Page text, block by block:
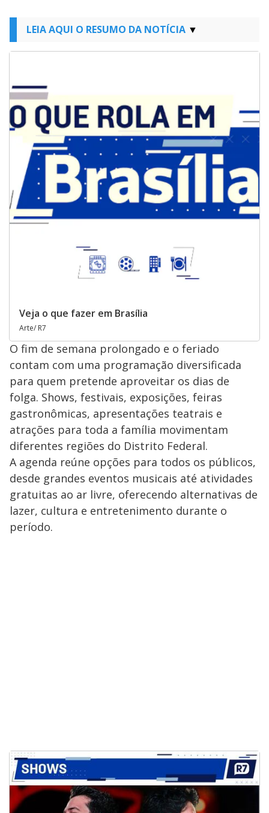
LEIA AQUI O RESUMO DA NOTÍCIA
Veja o que fazer em Brasília
Arte/ R7
O fim de semana prolongado e o feriado
contam com uma programação diversificada
para quem pretende aproveitar os dias de
folga. Shows, festivais, exposições, feiras
gastronômicas, apresentações teatrais e
atrações para toda a família movimentam
diferentes regiões do Distrito Federal.
A agenda reúne opções para todos os públicos,
desde grandes eventos musicais até atividades
gratuitas ao ar livre, oferecendo alternativas de
lazer, cultura e entretenimento durante o
período.